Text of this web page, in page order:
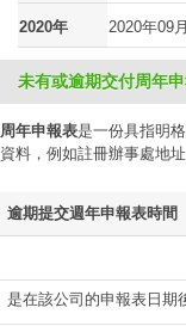
2020年 2020年09
未有或逾期交付周年
周年申報表是一份具指明
資料，例如註冊辦事處地
逾期提交週年申報表時間
是在該公司的申報表日期